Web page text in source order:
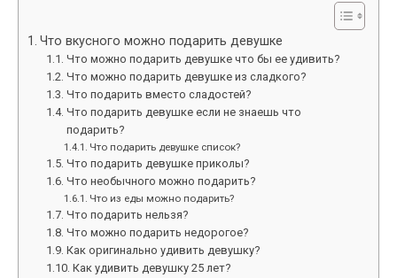
Что вкусного можно подарить девушке
Что можно подарить девушке что бы ее удивить?
Что можно подарить девушке из сладкого?
Что подарить вместо сладостей?
Что подарить девушке если не знаешь что
подарить?
Что подарить девушке список?
Что подарить девушке приколы?
Что необычного можно подарить?
Что из еды можно подарить?
Что подарить нельзя?
Что можно подарить недорогое?
Как оригинально удивить девушку?
Как удивить девушку 25 лет?